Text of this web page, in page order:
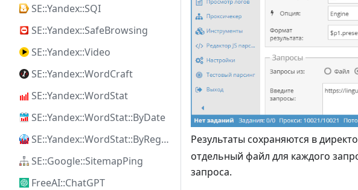
SE::Yandex::SQI
SE::Yandex::SafeBrowsing
SE::Yandex::Video
SE::Yandex::WordCraft
SE::Yandex::WordStat
SE::Yandex::WordStat::ByDate
SE::Yandex::WordStat::ByRegion
SE::Google::SitemapPing
FreeAI::ChatGPT
Результаты сохраняются в
отдельный файл для каждого
запроса.